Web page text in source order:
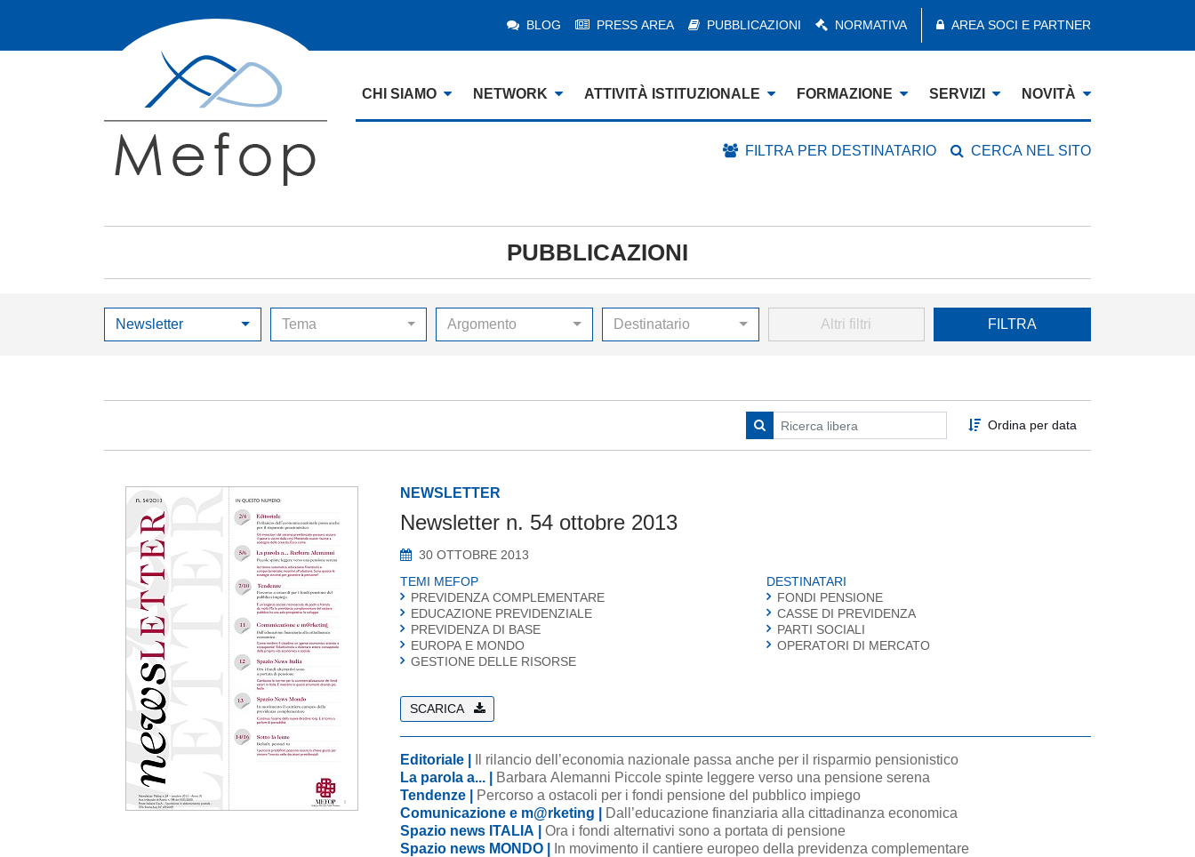
BLOG PRESS AREA PUBBLICAZIONI NORMATIVA AREA SOCI E PARTNER
CHI SIAMO NETWORK ATTIVITÀ ISTITUZIONALE FORMAZIONE SERVIZI NOVITÀ
FILTRA PER DESTINATARIO CERCA NEL SITO
PUBBLICAZIONI
Newsletter Tema Argomento Destinatario Altri filtri FILTRA
Ordina per data
NEWSLETTER
Newsletter n. 54 ottobre 2013
30 OTTOBRE 2013
TEMI MEFOP
PREVIDENZA COMPLEMENTARE
EDUCAZIONE PREVIDENZIALE
PREVIDENZA DI BASE
EUROPA E MONDO
GESTIONE DELLE RISORSE
DESTINATARI
FONDI PENSIONE
CASSE DI PREVIDENZA
PARTI SOCIALI
OPERATORI DI MERCATO
SCARICA
Editoriale |
Il rilancio dell’economia nazionale passa anche per il risparmio pensionistico
La parola a... |
Barbara Alemanni Piccole spinte leggere verso una pensione serena
Tendenze |
Percorso a ostacoli per i fondi pensione del pubblico impiego
Comunicazione e m@rketing |
Dall’educazione finanziaria alla cittadinanza economica
Spazio news ITALIA |
Ora i fondi alternativi sono a portata di pensione
Spazio news MONDO |
In movimento il cantiere europeo della previdenza complementare